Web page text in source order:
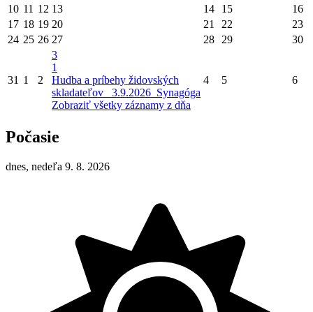
10 11 12 13 14 15
16
17 18 19 20 21 22
23
24 25 26 27 28 29 30
31 1 2
3
1
Hudba a príbehy židovských
skladateľov_ 3.9.2026_Synagóga
Zobraziť všetky záznamy z dňa
4 5 6
Počasie
dnes, nedeľa 9. 8. 2026